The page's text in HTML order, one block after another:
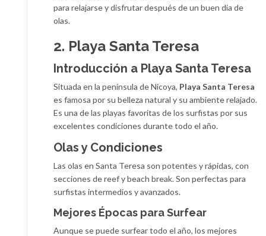
para relajarse y disfrutar después de un buen día de
olas.
2. Playa Santa Teresa
Introducción a Playa Santa Teresa
Situada en la península de Nicoya, Playa Santa Teresa
es famosa por su belleza natural y su ambiente relajado.
Es una de las playas favoritas de los surfistas por sus
excelentes condiciones durante todo el año.
Olas y Condiciones
Las olas en Santa Teresa son potentes y rápidas, con
secciones de reef y beach break. Son perfectas para
surfistas intermedios y avanzados.
Mejores Épocas para Surfear
Aunque se puede surfear todo el año, los mejores